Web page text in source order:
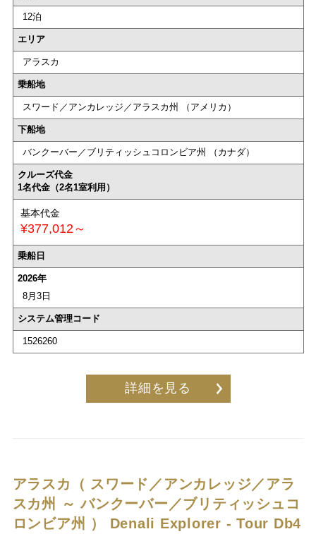
12泊
エリア
アラスカ
乗船地
スワード／アンカレッジ／アラスカ州 （アメリカ）
下船地
バンクーバー／ブリティッシュコロンビア州 （カナダ）
クルーズ代金
1名代金（2名1室利用）
基本代金
¥377,012～
乗船日
2026年
8月3日
システム管理コード
1526260
詳細を見る
アラスカ（ スワード／アンカレッジ／アラ
スカ州 ～ バンクーバー／ブリティッシュコ
ロンビア州 ） Denali Explorer - Tour Db4